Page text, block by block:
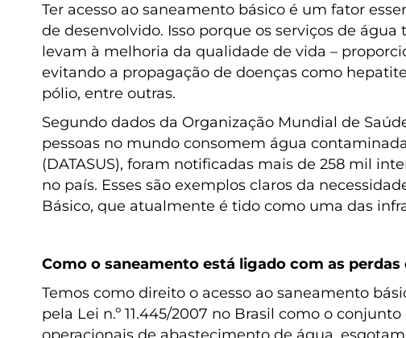
Ter acesso ao saneamento básico é um fator
de desenvolvido. Isso porque os serviços de
levam à melhoria da qualidade de vida –
evitando a propagação de doenças como
pólio, entre outras.
Segundo dados da Organização Mundial de
pessoas no mundo consomem água
(DATASUS), foram notificadas mais de 258 mil
no país. Esses são exemplos claros da
Básico, que atualmente é tido como uma das
Como o saneamento está ligado com as perdas
Temos como direito o acesso ao saneamento
pela Lei n.º 11.445/2007 no Brasil como o